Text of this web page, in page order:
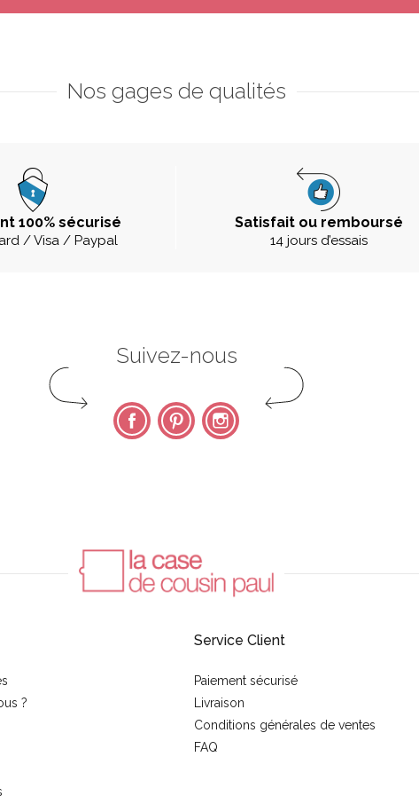
Nos gages de qualités
100% sécurisé
/ Visa / Paypal
Satisfait ou remboursé
14 jours d’essais
Suivez-nous
FacebookPinterest Instagram
?
Service Client
Paiement sécurisé
Livraison
Conditions générales de ventes
FAQ